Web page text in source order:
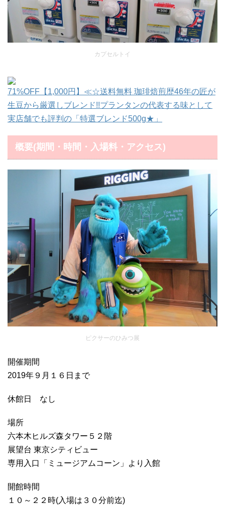
カプセルトイ
71%OFF【1,000円】≪☆送料無料 珈琲焙煎歴46年の匠が
生豆から厳選しブレンド!!プランタンの代表する味として
実店舗でも評判の「特選ブレンド500g★」
概要(期間・時間・入場料・アクセス)
ピクサーのひみつ展
開催期間
2019年９月１６日まで
休館日 なし
場所
六本木ヒルズ森タワー５２階
展望台 東京シティビュー
専用入口「ミュージアムコーン」より入館
開館時間
１０～２２時(入場は３０分前迄)